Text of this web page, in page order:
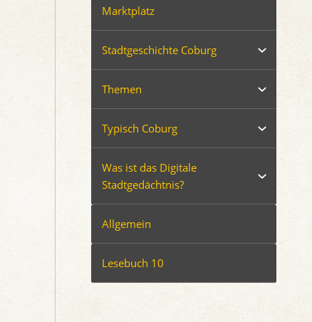
Marktplatz
Stadtgeschichte Coburg
Themen
Typisch Coburg
Was ist das Digitale
Stadtgedächtnis?
Allgemein
Lesebuch 10